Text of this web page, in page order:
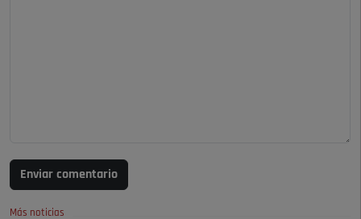
Enviar comentario
Más noticias